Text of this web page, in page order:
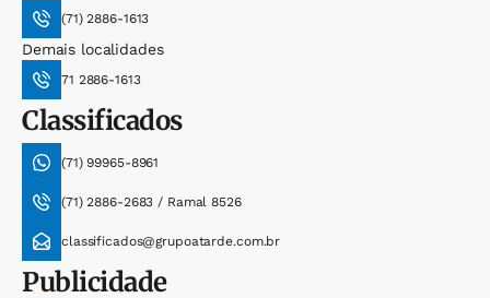
(71) 2886-1613
Demais localidades
71 2886-1613
Classificados
(71) 99965-8961
(71) 2886-2683 / Ramal 8526
classificados@grupoatarde.com.br
Publicidade